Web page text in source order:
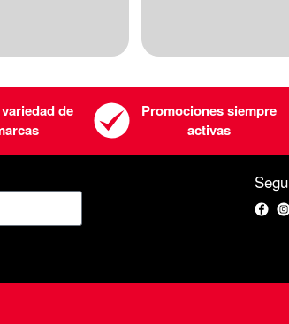
de
Promociones siempre
activas